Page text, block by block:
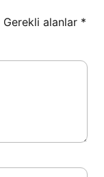
Gerekli alanlar *